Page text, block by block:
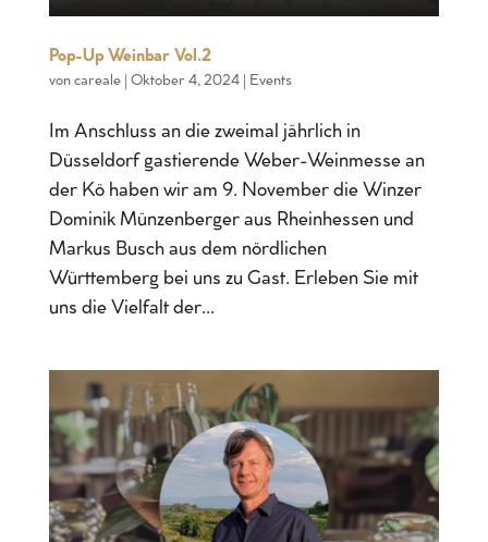
Pop-Up Weinbar Vol.2
von careale| Oktober 4, 2024| Events
Im Anschluss an die zweimal jährlich in
Düsseldorf gastierende Weber-Weinmesse an
der Kö haben wir am 9. November die Winzer
Dominik Münzenberger aus Rheinhessen und
Markus Busch aus dem nördlichen
Württemberg bei uns zu Gast. Erleben Sie mit
uns die Vielfalt der...